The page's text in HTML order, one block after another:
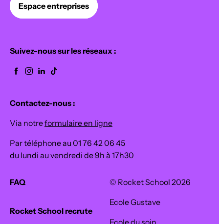
Espace entreprises
Suivez-nous sur les réseaux :
Contactez-nous :
Via notreformulaire en ligne
Par téléphone au 01 76 42 06 45
du lundi au vendredi de 9h à 17h30
FAQ
Rocket School recrute
© Rocket School 2026
Ecole Gustave
Ecole du soin